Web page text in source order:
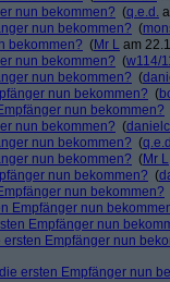
nun bekommen? (q.e.d.
nun bekommen? (
bekommen? (Mr L am
nun bekommen? (w114/
nun bekommen? (
nun bekommen? (
nun bekommen?
nun bekommen? (
nun bekommen? (
nun bekommen? (Mr L
nun bekommen? (
nun bekommen?
Empfänger nun
Empfänger nun
ersten Empfänger nun
ersten Empfänger nun